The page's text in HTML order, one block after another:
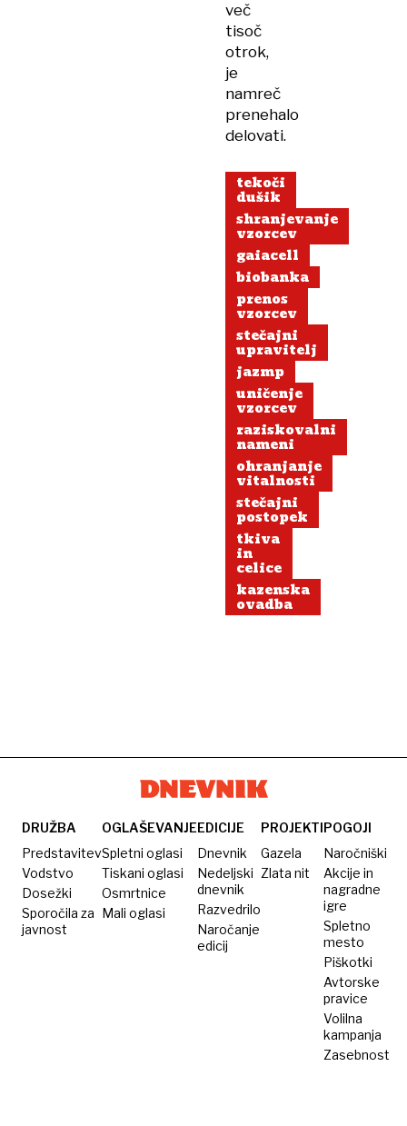
več
tisoč
otrok,
je
namreč
prenehalo
delovati.
tekoči
dušik
shranjevanje
vzorcev
gaiacell
biobanka
prenos
vzorcev
stečajni
upravitelj
jazmp
uničenje
vzorcev
raziskovalni
nameni
ohranjanje
vitalnosti
stečajni
postopek
tkiva
in
celice
kazenska
ovadba
DRUŽBA
Predstavitev
Vodstvo
Dosežki
Sporočila za
javnost
OGLAŠEVANJE
Spletni oglasi
Tiskani oglasi
Osmrtnice
Mali oglasi
EDICIJE
Dnevnik
Nedeljski
dnevnik
Razvedrilo
Naročanje
edicij
PROJEKTI
Gazela
Zlata nit
POGOJI
Naročniški
Akcije in
nagradne
igre
Spletno
mesto
Piškotki
Avtorske
pravice
Volilna
kampanja
Zasebnost